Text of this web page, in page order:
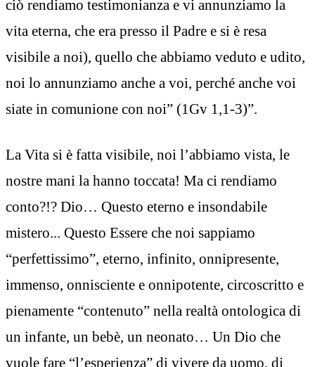
ciò rendiamo testimonianza e vi annunziamo la
vita eterna, che era presso il Padre e si è resa
visibile a noi), quello che abbiamo veduto e udito,
noi lo annunziamo anche a voi, perché anche voi
siate in comunione con noi” (1Gv 1,1-3)”.
La Vita si è fatta visibile, noi l’abbiamo vista, le
nostre mani la hanno toccata! Ma ci rendiamo
conto?!? Dio… Questo eterno e insondabile
mistero... Questo Essere che noi sappiamo
“perfettissimo”, eterno, infinito, onnipresente,
immenso, onnisciente e onnipotente, circoscritto e
pienamente “contenuto” nella realtà ontologica di
un infante, un bebè, un neonato… Un Dio che
vuole fare “l’esperienza” di vivere da uomo, di